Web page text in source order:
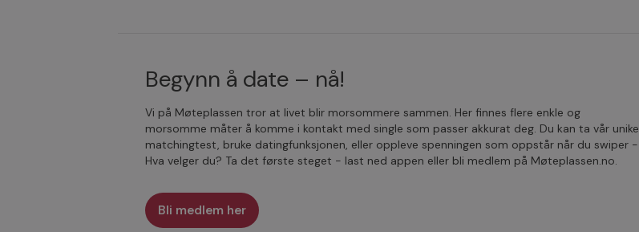
Begynn å date – nå!
Vi på Møteplassen tror at livet blir morsommere sammen. Her finnes flere enkle og
morsomme måter å komme i kontakt med single som passer akkurat deg. Du kan ta vår unike
matchingtest, bruke datingfunksjonen, eller oppleve spenningen som oppstår når du swiper -
Hva velger du? Ta det første steget - last ned appen eller bli medlem på Møteplassen.no.
Bli medlem her